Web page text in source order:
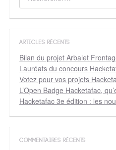
ARTICLES RÉCENTS
Bilan du projet Arbalet
Lauréats du concours
Votez pour vos projets
L’Open Badge Hacketafac,
Hacketafac 3e édition : les
COMMENTAIRES RÉCENTS